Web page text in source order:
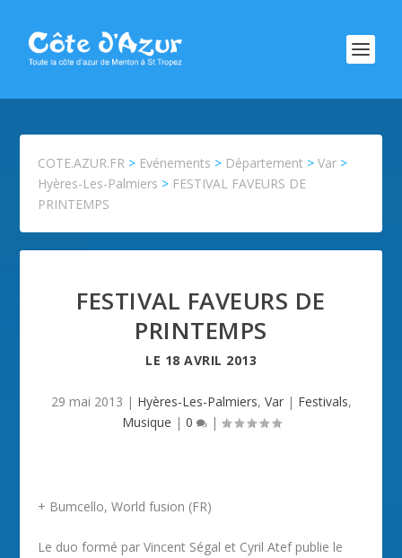
COTE.AZUR.FR > Evénements > Département >Var >
Hyères-Les-Palmiers > FESTIVAL FAVEURS DE
PRINTEMPS
FESTIVAL FAVEURS DE
PRINTEMPS
LE 18 AVRIL 2013
29 mai 2013 | Hyères-Les-Palmiers, Var| Festivals,
Musique | 0 |
+ Bumcello, World fusion (FR)
Le duo formé par Vincent Ségal et Cyril Atef publie le